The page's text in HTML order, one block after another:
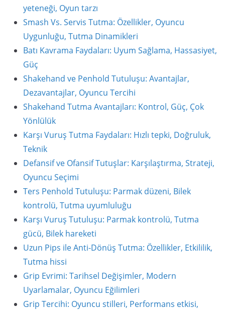
yeteneği, Oyun tarzı
Smash Vs. Servis Tutma: Özellikler, Oyuncu
Uygunluğu, Tutma Dinamikleri
Batı Kavrama Faydaları: Uyum Sağlama, Hassasiyet,
Güç
Shakehand ve Penhold Tutuluşu: Avantajlar,
Dezavantajlar, Oyuncu Tercihi
Shakehand Tutma Avantajları: Kontrol, Güç, Çok
Yönlülük
Karşı Vuruş Tutma Faydaları: Hızlı tepki, Doğruluk,
Teknik
Defansif ve Ofansif Tutuşlar: Karşılaştırma, Strateji,
Oyuncu Seçimi
Ters Penhold Tutuluşu: Parmak düzeni, Bilek
kontrolü, Tutma uyumluluğu
Karşı Vuruş Tutuluşu: Parmak kontrolü, Tutma
gücü, Bilek hareketi
Uzun Pips ile Anti-Dönüş Tutma: Özellikler, Etkililik,
Tutma hissi
Grip Evrimi: Tarihsel Değişimler, Modern
Uyarlamalar, Oyuncu Eğilimleri
Grip Tercihi: Oyuncu stilleri, Performans etkisi,